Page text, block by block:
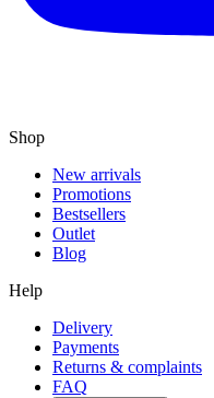
Shop
New arrivals
Promotions
Bestsellers
Outlet
Blog
Help
Delivery
Payments
Returns & complaints
FAQ